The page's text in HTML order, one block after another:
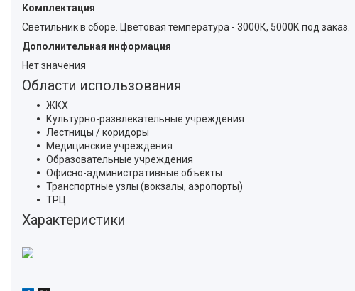
Комплектация
Светильник в сборе. Цветовая температура - 3000К, 5000К под заказ.
Дополнительная информация
Нет значения
Области использования
ЖКХ
Культурно-развлекательные учреждения
Лестницы / коридоры
Медицинские учреждения
Образовательные учреждения
Офисно-административные объекты
Транспортные узлы (вокзалы, аэропорты)
ТРЦ
Характеристики